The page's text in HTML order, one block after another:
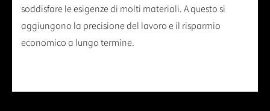
soddisfare le esigenze di molti materiali. A questo si
aggiungono la precisione del lavoro e il risparmio
economico a lungo termine.